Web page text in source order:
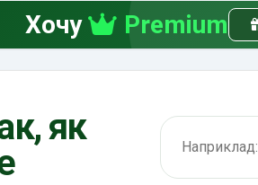
Хочу Premium
як